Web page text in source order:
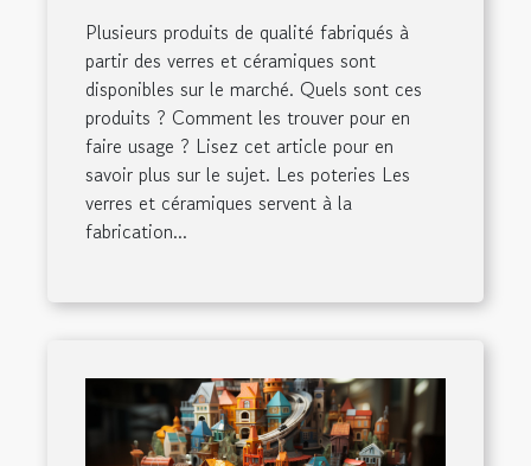
Plusieurs produits de qualité fabriqués à
partir des verres et céramiques sont
disponibles sur le marché. Quels sont ces
produits ? Comment les trouver pour en
faire usage ? Lisez cet article pour en
savoir plus sur le sujet. Les poteries Les
verres et céramiques servent à la
fabrication...